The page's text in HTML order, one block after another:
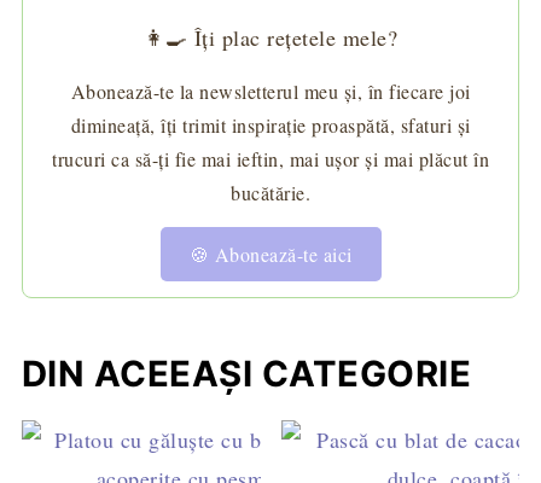
👩‍🍳 Îți plac rețetele mele?
Abonează-te la newsletterul meu și, în fiecare joi
dimineață, îți trimit inspirație proaspătă, sfaturi și
trucuri ca să-ți fie mai ieftin, mai ușor și mai plăcut în
bucătărie.
🍪 Abonează-te aici
DIN ACEEAȘI CATEGORIE